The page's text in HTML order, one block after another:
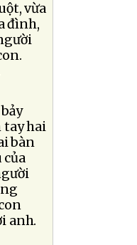
vừa
đình,
tay hai
bàn
của
anh.